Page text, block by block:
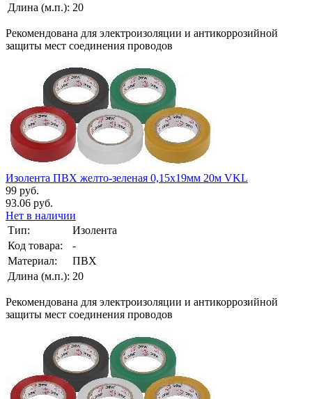
Длина (м.п.): 20
Рекомендована для электроизоляции и антикоррозийной
защиты мест соединения проводов
Изолента ПВХ желто-зеленая 0,15х19мм 20м VKL
99 руб.
93.06 руб.
Нет в наличии
Тип:
Изолента
Код товара:
-
Материал:
ПВХ
Длина (м.п.): 20
Рекомендована для электроизоляции и антикоррозийной
защиты мест соединения проводов